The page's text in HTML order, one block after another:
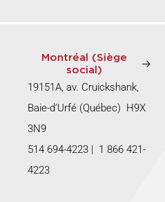
Montréal (Siège
social)
19151A, av. Cruickshank,
Baie-d’Urfé (Québec) H9X
3N9
514 694-4223 | 1 866 421-
4223